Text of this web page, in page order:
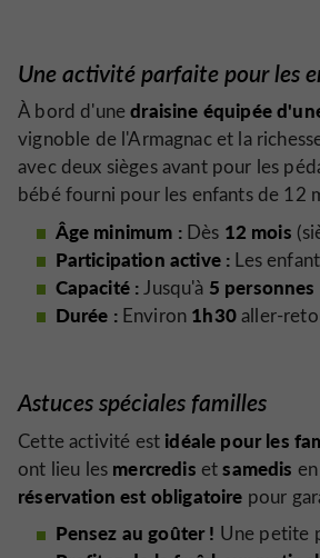
Une activité parfaite pour les
À bord d'unedraisine équipée
vignoble de l'Armagnac et la
avec deux sièges avant pour les
bébé fourni pour les enfants de 12
Âge minimum :Dès 12 mois
Participation active : Les
Capacité :Jusqu'à 5
Durée :Environ 1h30aller-
Astuces spéciales familles
Cette activité est idéale pour les
ont lieu les mercredis etsamedis
réservation est obligatoire pour
Pensez au goûter ! Une petite